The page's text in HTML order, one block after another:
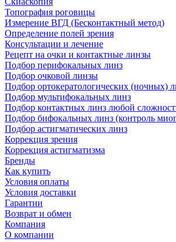
Топография роговицы
Измерение ВГД (Бесконтактный метод)
Определение полей зрения
Консультации и лечение
Рецепт на очки и контактные линзы
Подбор перифокальных линз
Подбор очковой линзы
Подбор ортокератологических (ночных)
Подбор мультифокальных линз
Подбор контактных линз любой
Подбор бифокальных линз (контроль
Подбор астигматических линз
Коррекция зрения
Коррекция астигматизма
Бренды
Как купить
Условия оплаты
Условия доставки
Гарантии
Возврат и обмен
Компания
О компании